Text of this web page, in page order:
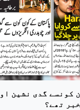
کونسے گدی نشین
تھے؟